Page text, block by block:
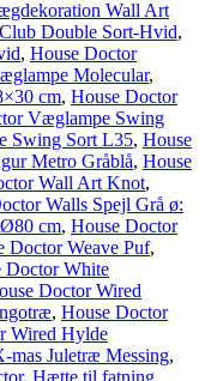
Wall Art
Double Sort-Hvid,
, House Doctor
Molecular,
cm, House Doctor
Væglampe Swing
Swing Sort L35, House
Metro Gråblå, House
Wall Art Knot,
Walls Spejl Grå ø:
cm, House Doctor
Doctor Weave Puf,
Doctor White
Doctor Wired
, House Doctor
Wired Hylde
mas Juletræ Messing,
Hætte til fatning,